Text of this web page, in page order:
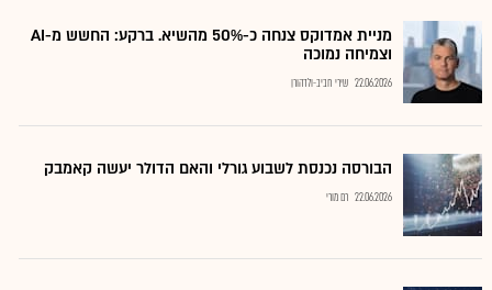
מניית אמדוקס צנחה כ-50% מהשיא. ברקע: החשש מ-AI
וצמיחה נמוכה
22.06.2026 שירי חביב-ולדהורן
הבורסה נכנסת לשבוע גורלי והאם הדולר יעשה קאמבק
22.06.2026 רם מורי